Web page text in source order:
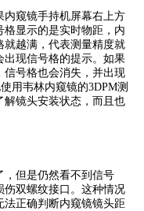
内窥镜手持机屏幕右上方
显示的是实时物距，内
就越满，代表测量精度就
出现信号格的提示。如果
信号格也会消失，并出现
用韦林内窥镜的3DPM测
解镜头安装状态，而且也
，但是仍然看不到信号
伤双螺纹接口。这种情况
正确判断内窥镜镜头距